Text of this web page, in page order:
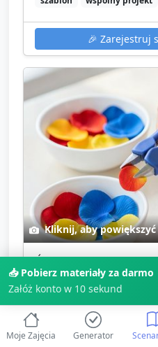
🎉 Zarejestruj
Kliknij, aby powiększyć
Ćwiczenia
płatków
Wizualna instrukcja/
użyciem dużych
Image
📥 Pobierz materiały za darmo
Załóż konto w 10 sekund
Moje Zajęcia Generator